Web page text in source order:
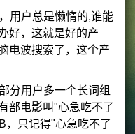
用户总是懒惰的,谁能
好，这就是好的产
电波搜索了，这个产
分用户多一个长词组
部电影叫"心急吃不了
，只记得"心急吃不了